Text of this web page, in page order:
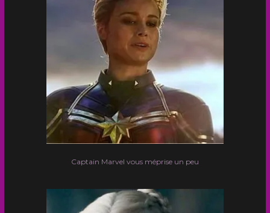
Captain Marvel vous méprise un peu